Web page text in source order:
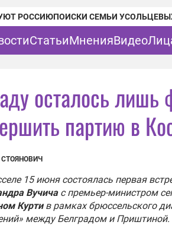
РОССИЮПОИСКИ СЕМЬИ
СтатьиМненияВидео
осталось лишь
партию в
СТОЯНОВИЧ
15 июня состоялась первая
Вучичас премьер-министром
Куртив рамках брюссельского
между Белградом и Приштиной.